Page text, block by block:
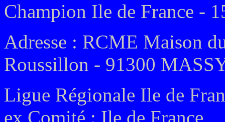
Champion Ile de France -
Adresse : RCME Maison
Roussillon - 91300
Ligue Régionale Ile de
ex Comité : Ile de France